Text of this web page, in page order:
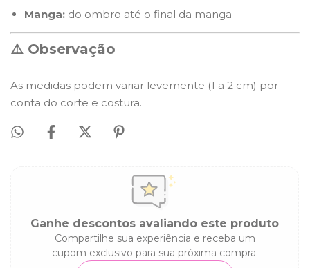
Manga: do ombro até o final da manga
⚠️ Observação
As medidas podem variar levemente (1 a 2 cm) por
conta do corte e costura.
Ganhe descontos avaliando este produto
Compartilhe sua experiência e receba um
cupom exclusivo para sua próxima compra.